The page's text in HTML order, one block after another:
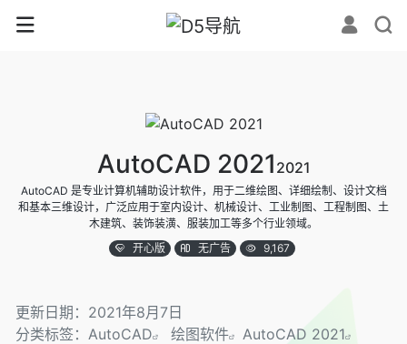
AutoCAD 2021 2021
AutoCAD 是专业计算机辅助设计软件，用于二维绘图、详细绘制、设计文档
和基本三维设计，广泛应用于室内设计、机械设计、工业制图、工程制图、土
木建筑、装饰装潢、服装加工等多个行业领域。
开心版
无广告 9,167
更新日期：2021年8月7日
分类标签： AutoCAD 绘图软件
AutoCAD 2021